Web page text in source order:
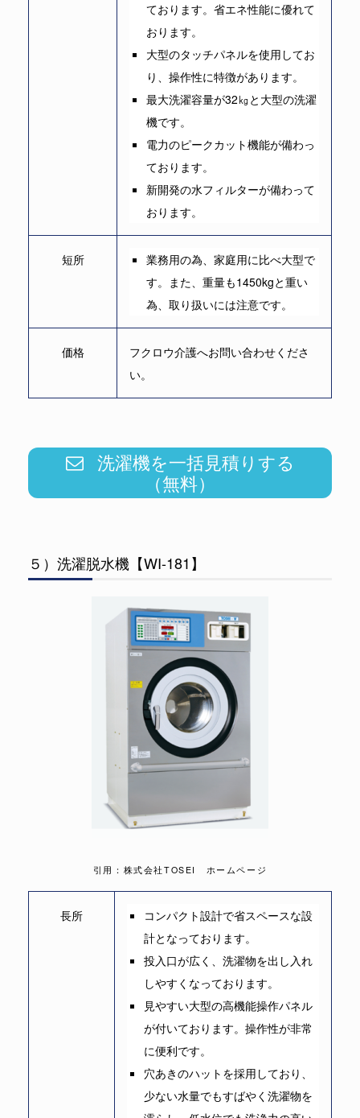
ております。省エネ性能に優れて
おります。
大型のタッチパネルを使用してお
り、操作性に特徴があります。
最大洗濯容量が32㎏と大型の洗濯
機です。
電力のピークカット機能が備わっ
ております。
新開発の水フィルターが備わって
おります。
短所
業務用の為、家庭用に比べ大型で
す。また、重量も1450kgと重い
為、取り扱いには注意です。
価格
フクロウ介護へお問い合わせくださ
い。
洗濯機を一括見積りする
（無料）
５）洗濯脱水機【WI-181】
引用：株式会社TOSEI ホームページ
長所
コンパクト設計で省スペースな設
計となっております。
投入口が広く、洗濯物を出し入れ
しやすくなっております。
見やすい大型の高機能操作パネル
が付いております。操作性が非常
に便利です。
穴あきのハットを採用しており、
少ない水量でもすばやく洗濯物を